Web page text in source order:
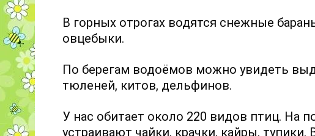
В горных отрогах водятся снежные
овцебыки.
По берегам водоёмов можно увидеть
тюленей, китов, дельфинов.
У нас обитает около 220 видов птиц. На
устраивают чайки, крачки, кайры,